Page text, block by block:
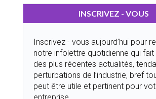
INSCRIVEZ - VOUS
Inscrivez - vous aujourd’hui pour
notre infolettre quotidienne qui fait
des plus récentes actualités,
perturbations de l’industrie, bref
peut être utile et pertinent pour